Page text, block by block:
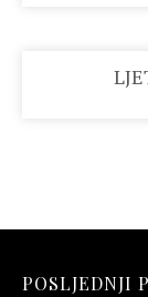
POSLJEDNJI